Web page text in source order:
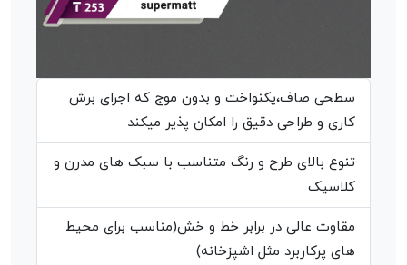
سطحی صاف،یکنواخت و بدون موج که اجرای برش
کاری و طراحی دقیق را امکان پذیر میکند
تنوع بالای طرح و رنگ متناسب با سبک های مدرن و
کلاسیک
مقاوت عالی در برابر خط و خش(مناسب برای محیط
های پرکاربرد مثل اشپزخانه)